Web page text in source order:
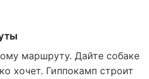
маршруту. Дайте собаке
хочет. Гиппокамп строит